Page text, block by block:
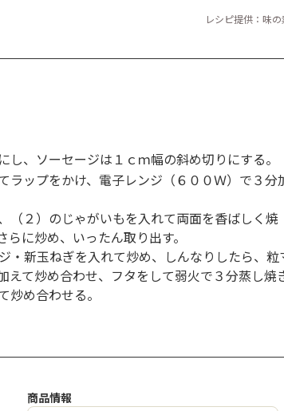
レシピ提供：味の
にし、ソーセージは１ｃｍ幅の斜め切りにする。
ラップをかけ、電子レンジ（６００Ｗ）で３分
（２）のじゃがいもを入れて両面を香ばしく焼
に炒め、いったん取り出す。
・新玉ねぎを入れて炒め、しんなりしたら、粒
えて炒め合わせ、フタをして弱火で３分蒸し焼
炒め合わせる。
商品情報